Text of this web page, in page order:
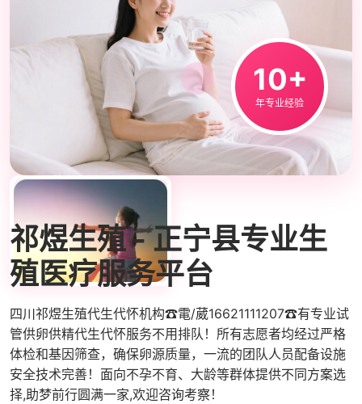
10+
年专业经验
ABOUT US
祁煜生殖 - 正宁县专业生
殖医疗服务平台
四川祁煜生殖代生代怀机构☎電/葳16621111207☎有专业试
管供卵供精代生代怀服务不用排队！所有志愿者均经过严格
体检和基因筛查，确保卵源质量，一流的团队人员配备设施
安全技术完善！面向不孕不育、大龄等群体提供不同方案选
择,助梦前行圆满一家,欢迎咨询考察！